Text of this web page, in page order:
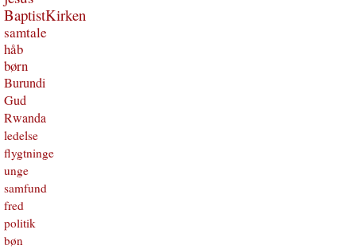
BaptistKirken
samtale
håb
børn
Burundi
Gud
Rwanda
ledelse
flygtninge
unge
samfund
fred
politik
bøn